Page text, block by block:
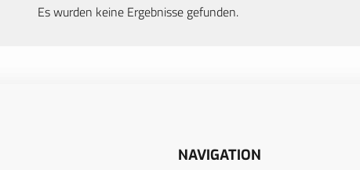
Es wurden keine Ergebnisse gefunden.
NAVIGATION